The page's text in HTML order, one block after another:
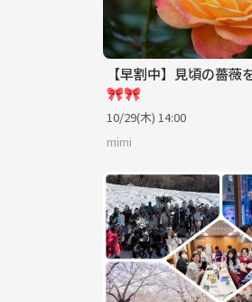
【早割中】見頃の薔薇
🎀🎀
10/29(木) 14:00
mimi